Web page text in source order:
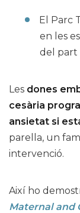
El Parc
en les
del part
Les dones
cesària
ansietat si
parella, un
intervenció.
Així ho
Maternal and